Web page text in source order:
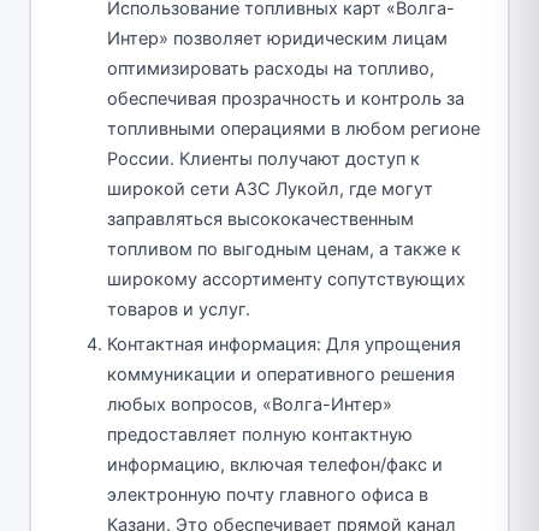
Использование топливных карт «Волга-
Интер» позволяет юридическим лицам
оптимизировать расходы на топливо,
обеспечивая прозрачность и контроль за
топливными операциями в любом регионе
России. Клиенты получают доступ к
широкой сети АЗС Лукойл, где могут
заправляться высококачественным
топливом по выгодным ценам, а также к
широкому ассортименту сопутствующих
товаров и услуг.
Контактная информация: Для упрощения
коммуникации и оперативного решения
любых вопросов, «Волга-Интер»
предоставляет полную контактную
информацию, включая телефон/факс и
электронную почту главного офиса в
Казани. Это обеспечивает прямой канал